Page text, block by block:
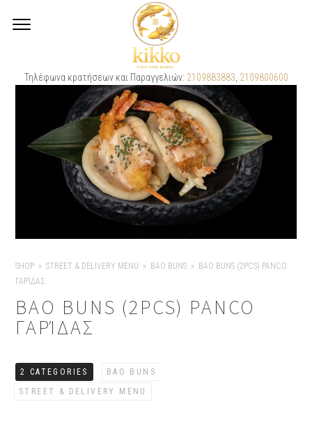
Τηλέφωνα κρατήσεων και Παραγγελιών: 2109883883 2109800600
SHOP STREET & DELIVERY MENU BAO BUNS
BAO BUNS (2PCS) PANCO
ΓΑΡΊΔΑΣ
BAO BUNS (2PCS) PANCO
ΓΑΡΊΔΑΣ
2 CATEGORIES
BAO BUNS
STREET & DELIVERY MENU